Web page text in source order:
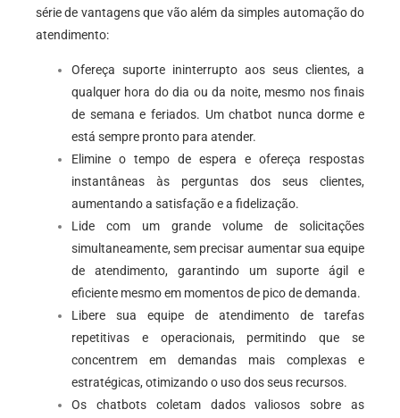
série de vantagens que vão além da simples automação do
atendimento:
Ofereça suporte ininterrupto aos seus clientes, a
qualquer hora do dia ou da noite, mesmo nos finais
de semana e feriados. Um chatbot nunca dorme e
está sempre pronto para atender.
Elimine o tempo de espera e ofereça respostas
instantâneas às perguntas dos seus clientes,
aumentando a satisfação e a fidelização.
Lide com um grande volume de solicitações
simultaneamente, sem precisar aumentar sua equipe
de atendimento, garantindo um suporte ágil e
eficiente mesmo em momentos de pico de demanda.
Libere sua equipe de atendimento de tarefas
repetitivas e operacionais, permitindo que se
concentrem em demandas mais complexas e
estratégicas, otimizando o uso dos seus recursos.
Os chatbots coletam dados valiosos sobre as